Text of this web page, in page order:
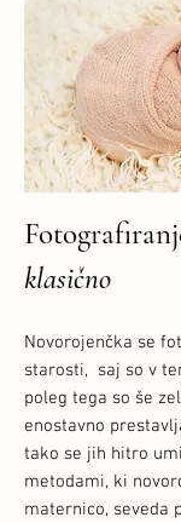
klasično
Novorojenčka se
starosti, saj so v
poleg tega so še
enostavno
tako se jih hitro
metodami, ki
maternico, seveda